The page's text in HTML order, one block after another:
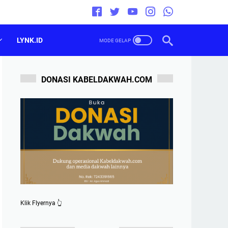
LYNK.ID
DONASI KABELDAKWAH.COM
Klik Flyernya 👆